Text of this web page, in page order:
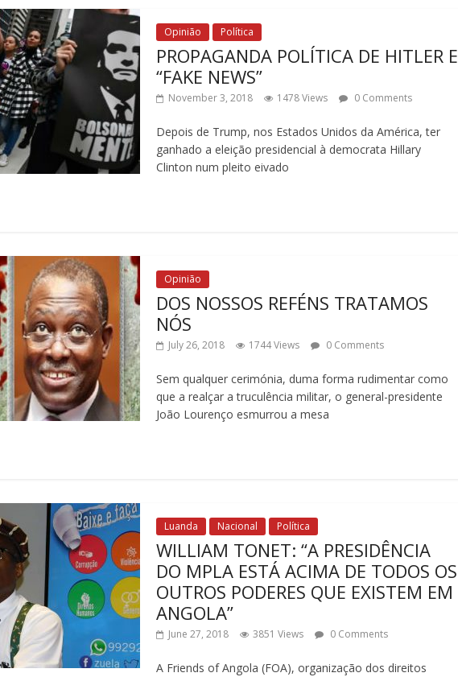
Opinião Política
PROPAGANDA POLÍTICA DE HITLER E
“FAKE NEWS”
November 3, 2018 1478 Views 0 Comments
Depois de Trump, nos Estados Unidos da América, ter
ganhado a eleição presidencial à democrata Hillary
Clinton num pleito eivado
Opinião
DOS NOSSOS REFÉNS TRATAMOS
NÓS
July 26, 2018 1744 Views 0 Comments
Sem qualquer cerimónia, duma forma rudimentar como
que a realçar a truculência militar, o general-presidente
João Lourenço esmurrou a mesa
Luanda Nacional Política
WILLIAM TONET: “A PRESIDÊNCIA
DO MPLA ESTÁ ACIMA DE TODOS OS
OUTROS PODERES QUE EXISTEM EM
ANGOLA”
June 27, 2018 3851 Views 0 Comments
A Friends of Angola (FOA), organização dos direitos